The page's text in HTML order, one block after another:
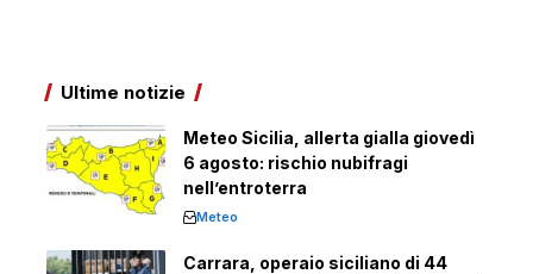
Ultime notizie
Meteo Sicilia, allerta gialla giovedì
6 agosto: rischio nubifragi
nell’entroterra
Meteo
Carrara, operaio siciliano di 44